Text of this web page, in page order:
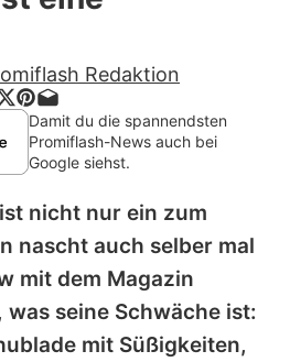
auf Promiflash
runterladen
Team
Richtlinien
Redaktion
Damit du die spannendsten
Promiflash-News auch bei
Google siehst.
nicht nur ein zum
nascht auch selber mal
mit dem Magazin
was seine Schwäche ist:
mit Süßigkeiten,